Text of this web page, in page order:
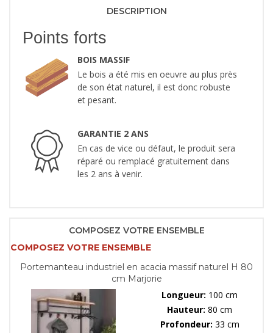
DESCRIPTION
Points forts
BOIS MASSIF
Le bois a été mis en oeuvre au plus près
de son état naturel, il est donc robuste
et pesant.
GARANTIE 2 ANS
En cas de vice ou défaut, le produit sera
réparé ou remplacé gratuitement dans
les 2 ans à venir.
COMPOSEZ VOTRE ENSEMBLE
COMPOSEZ VOTRE ENSEMBLE
Portemanteau industriel en acacia massif naturel H 80
cm Marjorie
Longueur: 100 cm
Hauteur: 80 cm
Profondeur: 33 cm